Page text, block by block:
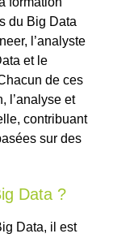
du Big Data
l’analyste
et le
de ces
l’analyse et
contribuant
sur des
Data ?
Data, il est